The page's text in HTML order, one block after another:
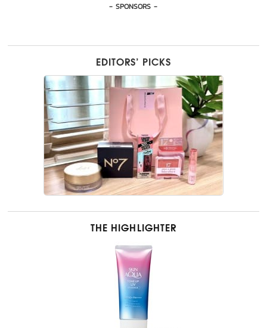
- SPONSORS -
EDITORS’ PICKS
THE HIGHLIGHTER